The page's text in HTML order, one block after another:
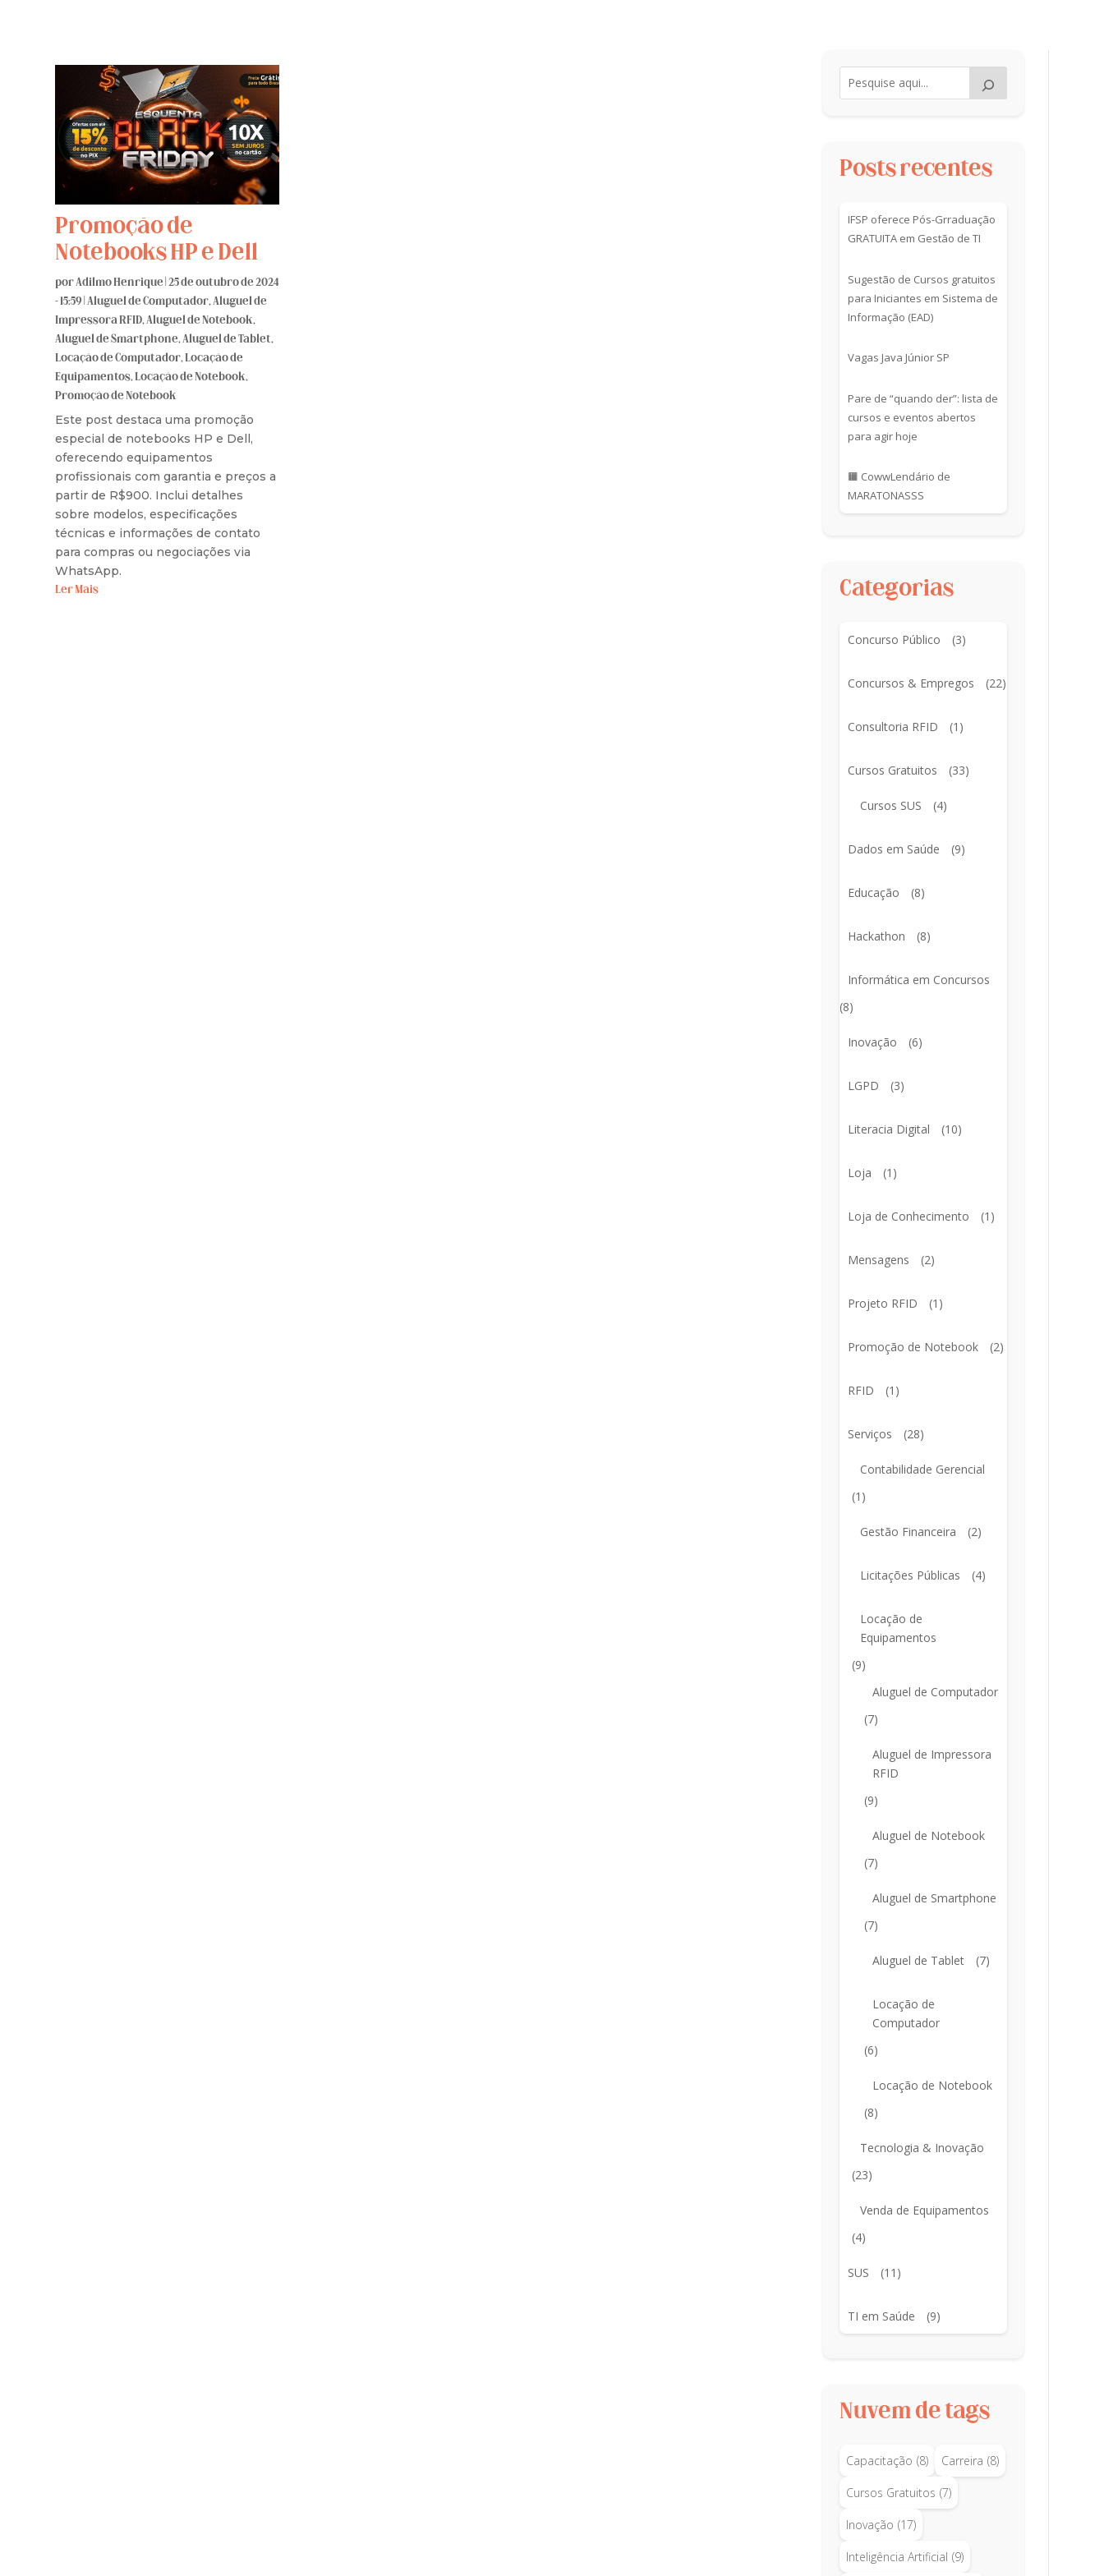
Promoção de
Notebooks HP e Dell
porAdilmo Henrique|25 de outubro de 2024
- 15:59|Aluguel de Computador,Aluguel de
Impressora RFID,Aluguel de Notebook,
Aluguel de Smartphone,Aluguel de Tablet,
Locação de Computador,Locação de
Equipamentos,Locação de Notebook,
Promoção de Notebook
Este post destaca uma promoção
especial de notebooks HP e Dell,
oferecendo equipamentos
profissionais com garantia e preços a
partir de R$900. Inclui detalhes
sobre modelos, especificações
técnicas e informações de contato
para compras ou negociações via
WhatsApp.
Ler Mais
Posts recentes
IFSP oferece Pós-Grraduação
GRATUITA em Gestão de TI
Sugestão de Cursos gratuitos
para Iniciantes em Sistema de
Informação (EAD)
Vagas Java Júnior SP
Pare de “quando der”: lista de
cursos e eventos abertos
para agir hoje
🟧 CowwLendário de
MARATONASSS
Categorias
Concurso Público (3)
Concursos & Empregos (22)
Consultoria RFID (1)
Cursos Gratuitos (33)
Cursos SUS (4)
Dados em Saúde (9)
Educação (8)
Hackathon (8)
Informática em Concursos
(8)
Inovação (6)
LGPD (3)
Literacia Digital (10)
Loja (1)
Loja de Conhecimento (1)
Mensagens (2)
Projeto RFID (1)
Promoção de Notebook (2)
RFID (1)
Serviços (28)
Contabilidade Gerencial
(1)
Gestão Financeira (2)
Licitações Públicas (4)
Locação de
Equipamentos
(9)
Aluguel de Computador
(7)
Aluguel de Impressora
RFID
(9)
Aluguel de Notebook
(7)
Aluguel de Smartphone
(7)
Aluguel de Tablet (7)
Locação de
Computador
(6)
Locação de Notebook
(8)
Tecnologia & Inovação
(23)
Venda de Equipamentos
(4)
SUS (11)
TI em Saúde (9)
Nuvem de tags
Capacitação (8) Carreira (8)
Cursos Gratuitos (7)
Inovação (17)
Inteligência Artificial (9)